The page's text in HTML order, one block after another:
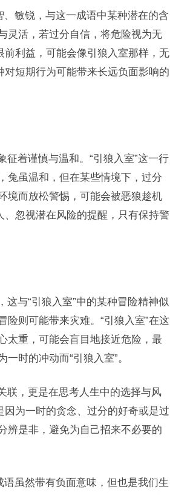
敏锐，与这一成语中某种潜在的含
灵活，若过分自信，将危险视为无
前利益，可能会像引狼入室那样，无
对短期行为可能带来长远负面影响的
着谨慎与温和。“引狼入室”这一行
兔虽温和，但在某些情境下，过分
境而放松警惕，可能会被恶狼趁机
、忽视潜在风险的提醒，只有保持警
与“引狼入室”中的某种冒险精神似
则可能带来灾难。“引狼入室”在这
太重，可能会盲目地接近危险，最
时的冲动而“引狼入室”。
联，更是在思考人生中的选择与风
因为一时的贪念、过分的好奇或是过
辨是非，避免为自己招来不必要的
虽然带有负面意味，但也是我们生